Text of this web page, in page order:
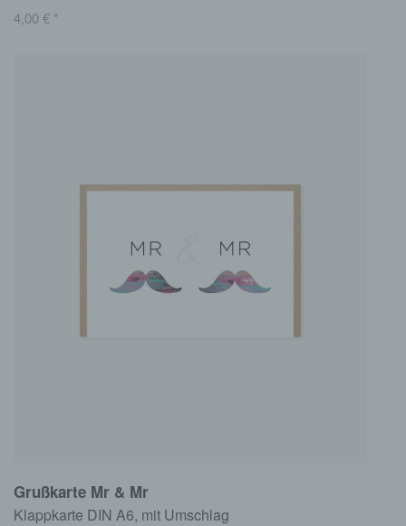
4,00€ *
Grußkarte Mr & Mr
Klappkarte DIN A6, mit Umschlag